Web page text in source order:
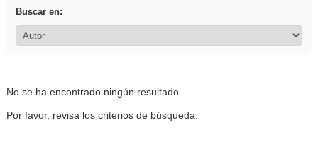
Buscar en:
No se ha encontrado ningún resultado.
Por favor, revisa los criterios de búsqueda.